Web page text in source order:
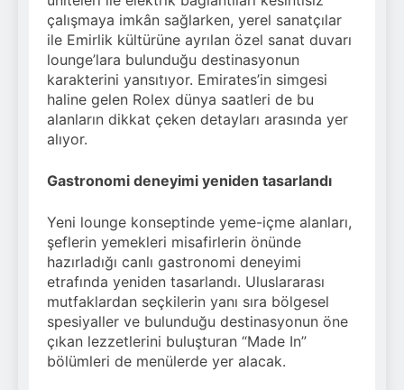
çalışmaya imkân sağlarken, yerel sanatçılar
ile Emirlik kültürüne ayrılan özel sanat duvarı
lounge’lara bulunduğu destinasyonun
karakterini yansıtıyor. Emirates’in simgesi
haline gelen Rolex dünya saatleri de bu
alanların dikkat çeken detayları arasında yer
alıyor.
Gastronomi deneyimi yeniden tasarlandı
Yeni lounge konseptinde yeme-içme alanları,
şeflerin yemekleri misafirlerin önünde
hazırladığı canlı gastronomi deneyimi
etrafında yeniden tasarlandı. Uluslararası
mutfaklardan seçkilerin yanı sıra bölgesel
spesiyaller ve bulunduğu destinasyonun öne
çıkan lezzetlerini buluşturan “Made In”
bölümleri de menülerde yer alacak.